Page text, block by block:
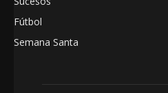
Fútbol
Semana Santa